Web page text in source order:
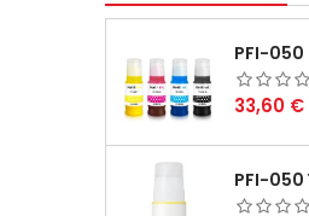
Preço
33,60 €